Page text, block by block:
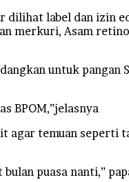
dilihat label dan izin
merkuri, Asam
untuk pangan
BPOM,”jelasnya
agar temuan seperti
puasa nanti,”